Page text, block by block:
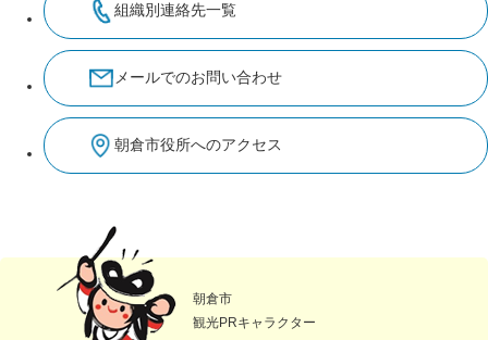
組織別連絡先一覧
メールでのお問い合わせ
朝倉市役所へのアクセス
朝倉市
観光PRキャラクター